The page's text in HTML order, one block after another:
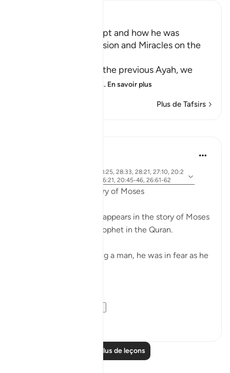
Musa's Return to Egypt and how he was
honored with the Mission and Miracles on the
In the explanation of the previous Ayah, we
… En savoir plus
Plus de Tafsirs
ayah 28:31, 28:25, 28:33, 28:21, 27:10, 20:2
1, 20:67-68, 26:21, 20:45-46, 26:61-62
Fear in the Quranic story of Moses
The word khawf (fear) appears in the story of Moses
more than any other prophet in the Quran.
After accidentally killing a man, he was in fear as he
Lire plus de leçons